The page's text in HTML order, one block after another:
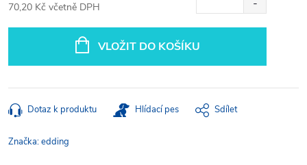
70,20 Kč včetně DPH
VLOŽIT DO KOŠÍKU
Dotaz k produktu Hlídací pes Sdílet
Značka:edding